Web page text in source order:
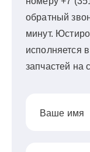
обратный
минут.
исполняется
запчастей на
Ваше имя